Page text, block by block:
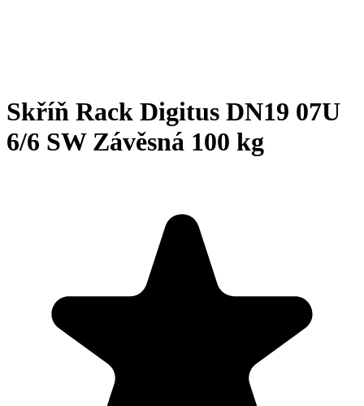
Skříň Rack Digitus DN19 07U
6/6 SW Závěsná 100 kg